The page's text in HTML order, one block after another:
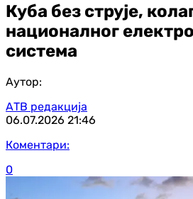
Куба без струје,
националног
система
Аутор:
АТВ редакција
06.07.2026 21:46
Коментари:
0